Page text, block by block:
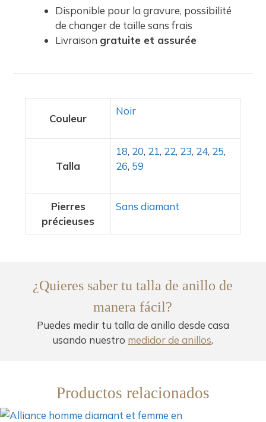
Disponible pour la gravure, possibilité
de changer de taille sans frais
Livraison gratuite et assurée
Couleur
Noir
Talla
18, 20, 21, 22, 23, 24, 25,
26, 59
Pierres
précieuses
Sans diamant
¿Quieres saber tu talla de anillo de
manera fácil?
Puedes medir tu talla de anillo desde casa
usando nuestro medidor de anillos.
Productos relacionados